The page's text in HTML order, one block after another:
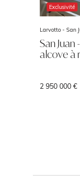
Exclusivité
Larvotto - San
San
alcove à
2 950 000 €